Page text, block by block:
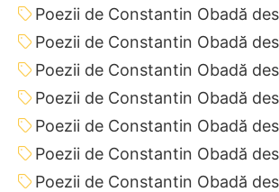
Poezii de Constantin Obadă
Poezii de Constantin Obadă
Poezii de Constantin Obadă
Poezii de Constantin Obadă
Poezii de Constantin Obadă
Poezii de Constantin Obadă
Poezii de Constantin Obadă